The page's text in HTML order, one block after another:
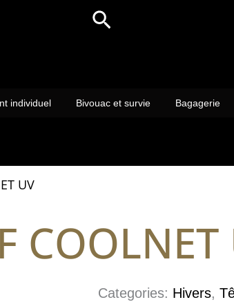
Rechercher
individuel Bivouac et survie Bagagerie
UV
COOLNET
Categories: Hivers,